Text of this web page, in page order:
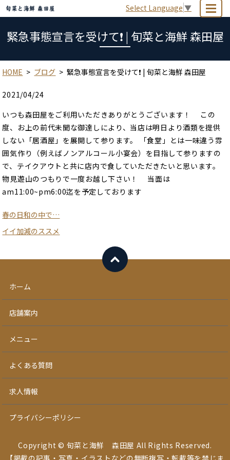
Select Language ▼
緊急事態宣言を受けて❗ | 旬菜と海鮮 森田屋
HOME ブログ 緊急事態宣言を受けて❗ | 旬菜と海鮮 森田屋
2021/04/24
いつも森田屋をご利用いただきありがとうございます！ この
度、お上の前代未聞な御達しにより、当店は明日より酒類を提供
しない「居酒屋」を展開して参ります。 「食堂」とは一味違う雰
囲気作り（例えばノンアルコール小宴会）を目指して参りますの
で、テイクアウトと共に店内で食していただきたいと思います。
物見遊山のつもりで一度お越し下さい！ 当面は
am11:00~pm6:00迄を予定しております
春の日和の中で…
イイ加減のススメ
ホーム
店舗案内
メニュー
よくある質問
求人情報
プライバシーポリシー
Copyright © 旬菜と海鮮 森田屋 All Rights Reserved.